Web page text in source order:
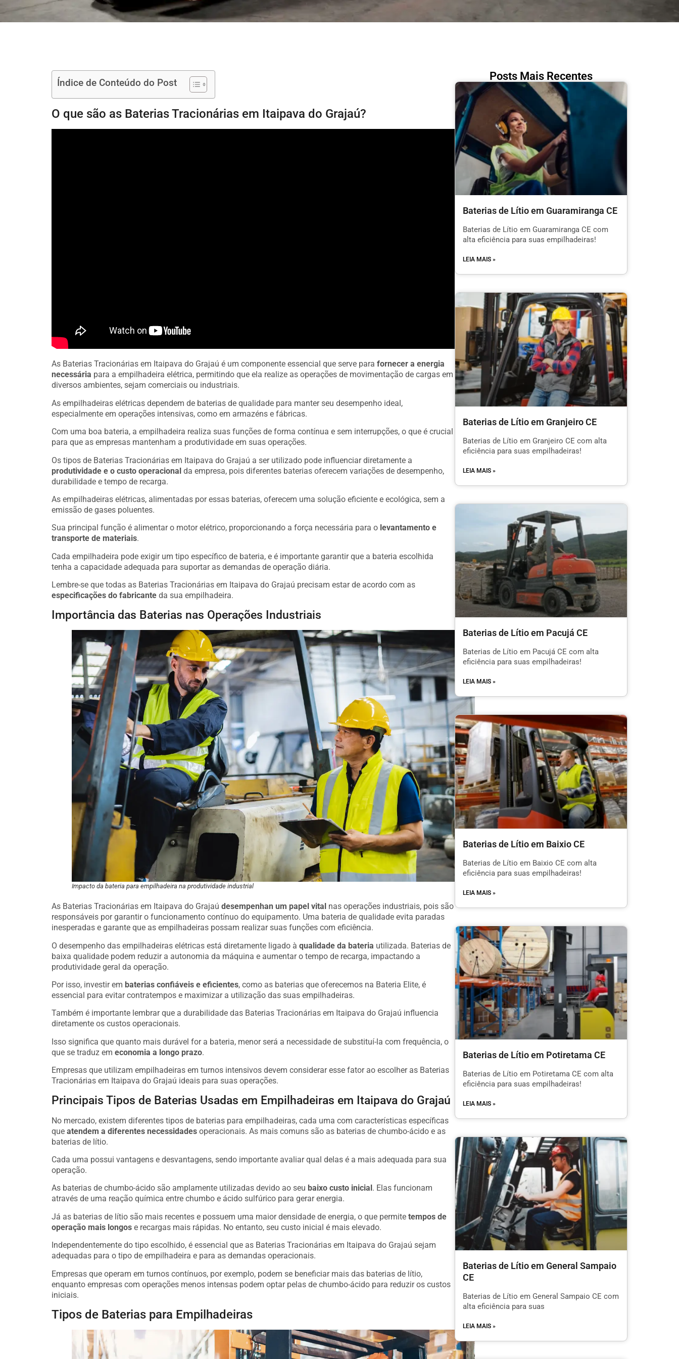
Índice de Conteúdo do Post
O que são as Baterias Tracionárias em Itaipava do Grajaú?
As Baterias Tracionárias em Itaipava do Grajaú é um componente essencial que serve para fornecer a energia
necessária para a empilhadeira elétrica, permitindo que ela realize as operações de movimentação de cargas em
diversos ambientes, sejam comerciais ou industriais.
As empilhadeiras elétricas dependem de baterias de qualidade para manter seu desempenho ideal,
especialmente em operações intensivas, como em armazéns e fábricas.
Com uma boa bateria, a empilhadeira realiza suas funções de forma contínua e sem interrupções, o que é crucial
para que as empresas mantenham a produtividade em suas operações.
Os tipos de Baterias Tracionárias em Itaipava do Grajaú a ser utilizado pode influenciar diretamente a
produtividade e o custo operacional da empresa, pois diferentes baterias oferecem variações de desempenho,
durabilidade e tempo de recarga.
As empilhadeiras elétricas, alimentadas por essas baterias, oferecem uma solução eficiente e ecológica, sem a
emissão de gases poluentes.
Sua principal função é alimentar o motor elétrico, proporcionando a força necessária para o levantamento e
transporte de materiais.
Cada empilhadeira pode exigir um tipo específico de bateria, e é importante garantir que a bateria escolhida
tenha a capacidade adequada para suportar as demandas de operação diária.
Lembre-se que todas as Baterias Tracionárias em Itaipava do Grajaú precisam estar de acordo com as
especificações do fabricante da sua empilhadeira.
Importância das Baterias nas Operações Industriais
Impacto da bateria para empilhadeira na produtividade industrial
As Baterias Tracionárias em Itaipava do Grajaú desempenhan um papel vital nas operações industriais, pois são
responsáveis por garantir o funcionamento contínuo do equipamento. Uma bateria de qualidade evita paradas
inesperadas e garante que as empilhadeiras possam realizar suas funções com eficiência.
O desempenho das empilhadeiras elétricas está diretamente ligado à qualidade da bateria utilizada. Baterias de
baixa qualidade podem reduzir a autonomia da máquina e aumentar o tempo de recarga, impactando a
produtividade geral da operação.
Por isso, investir em baterias confiáveis e eficientes, como as baterias que oferecemos na Bateria Elite, é
essencial para evitar contratempos e maximizar a utilização das suas empilhadeiras.
Também é importante lembrar que a durabilidade das Baterias Tracionárias em Itaipava do Grajaú influencia
diretamente os custos operacionais.
Isso significa que quanto mais durável for a bateria, menor será a necessidade de substituí-la com frequência, o
que se traduz em economia a longo prazo.
Empresas que utilizam empilhadeiras em turnos intensivos devem considerar esse fator ao escolher as Baterias
Tracionárias em Itaipava do Grajaú ideais para suas operações.
Principais Tipos de Baterias Usadas em Empilhadeiras em Itaipava do Grajaú
No mercado, existem diferentes tipos de baterias para empilhadeiras, cada uma com características específicas
que atendem a diferentes necessidades operacionais. As mais comuns são as baterias de chumbo-ácido e as
baterias de lítio.
Cada uma possui vantagens e desvantagens, sendo importante avaliar qual delas é a mais adequada para sua
operação.
As baterias de chumbo-ácido são amplamente utilizadas devido ao seu baixo custo inicial . Elas funcionam
através de uma reação química entre chumbo e ácido sulfúrico para gerar energia.
Já as baterias de lítio são mais recentes e possuem uma maior densidade de energia, o que permite tempos de
operação mais longos e recargas mais rápidas. No entanto, seu custo inicial é mais elevado.
Independentemente do tipo escolhido, é essencial que as Baterias Tracionárias em Itaipava do Grajaú sejam
adequadas para o tipo de empilhadeira e para as demandas operacionais.
Empresas que operam em turnos contínuos, por exemplo, podem se beneficiar mais das baterias de lítio,
enquanto empresas com operações menos intensas podem optar pelas de chumbo-ácido para reduzir os custos
iniciais.
Tipos de Baterias para Empilhadeiras
Posts Mais Recentes
Baterias de Lítio em Guaramiranga CE
Baterias de Lítio em Guaramiranga CE com
alta eficiência para suas empilhadeiras!
LEIA MAIS »
Baterias de Lítio em Granjeiro CE
Baterias de Lítio em Granjeiro CE com alta
eficiência para suas empilhadeiras!
LEIA MAIS »
Baterias de Lítio em Pacujá CE
Baterias de Lítio em Pacujá CE com alta
eficiência para suas empilhadeiras!
LEIA MAIS »
Baterias de Lítio em Baixio CE
Baterias de Lítio em Baixio CE com alta
eficiência para suas empilhadeiras!
LEIA MAIS »
Baterias de Lítio em Potiretama CE
Baterias de Lítio em Potiretama CE com alta
eficiência para suas empilhadeiras!
LEIA MAIS »
Baterias de Lítio em General Sampaio
CE
Baterias de Lítio em General Sampaio CE com
alta eficiência para suas
LEIA MAIS »